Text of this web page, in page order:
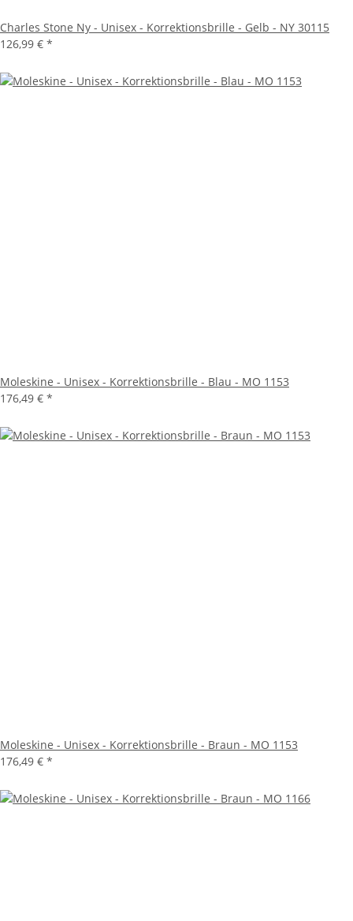
Charles Stone Ny - Unisex - Korrektionsbrille - Gelb - NY 30115
126,99 € *
Moleskine - Unisex - Korrektionsbrille - Blau - MO 1153
176,49 € *
Moleskine - Unisex - Korrektionsbrille - Braun - MO 1153
176,49 € *